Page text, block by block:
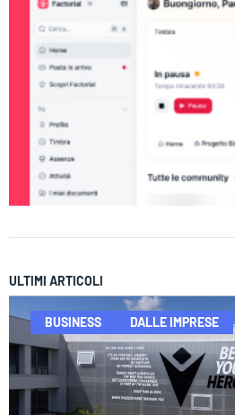
ULTIMI ARTICOLI
BUSINESS DALLE IMPRESE